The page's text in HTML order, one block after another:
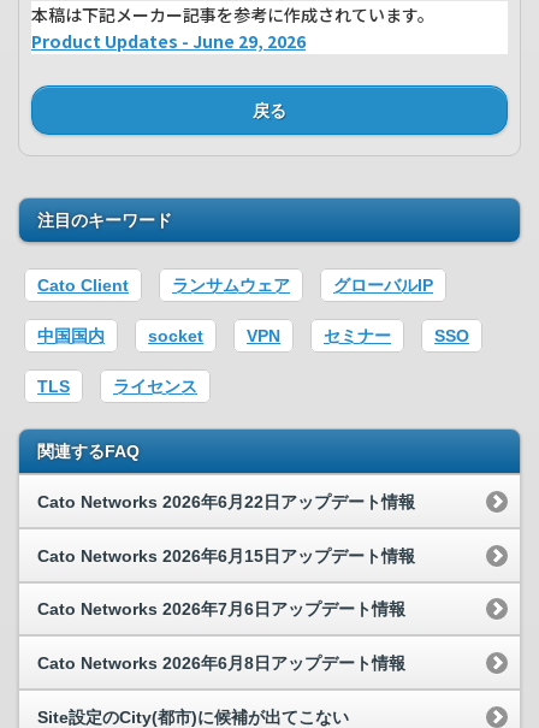
本稿は下記メーカー記事を参考に作成されています。
Product Updates - June 29, 2026
戻る
注目のキーワード
Cato Client ランサムウェア グローバルIP
中国国内 socket VPN セミナー SSO
TLS ライセンス
関連するFAQ
Cato Networks 2026年6月22日アップデート情報
Cato Networks 2026年6月15日アップデート情報
Cato Networks 2026年7月6日アップデート情報
Cato Networks 2026年6月8日アップデート情報
Site設定のCity(都市)に候補が出てこない